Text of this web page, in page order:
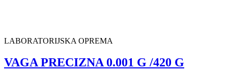
LABORATORIJSKA OPREMA
VAGA PRECIZNA 0.001 G /420 G